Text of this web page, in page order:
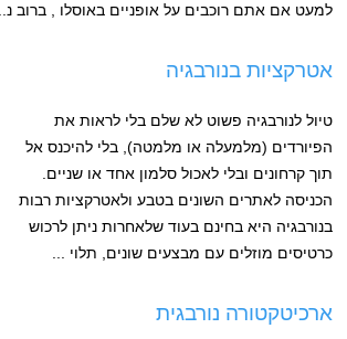
למעט אם אתם רוכבים על אופניים באוסלו , ברוב נ...
אטרקציות בנורבגיה
טיול לנורבגיה פשוט לא שלם בלי לראות את
הפיורדים (מלמעלה או מלמטה), בלי להיכנס אל
תוך קרחונים ובלי לאכול סלמון אחד או שניים.
הכניסה לאתרים השונים בטבע ולאטרקציות רבות
בנורבגיה היא בחינם בעוד שלאחרות ניתן לרכוש
כרטיסים מוזלים עם מבצעים שונים, תלוי ...
ארכיטקטורה נורבגית